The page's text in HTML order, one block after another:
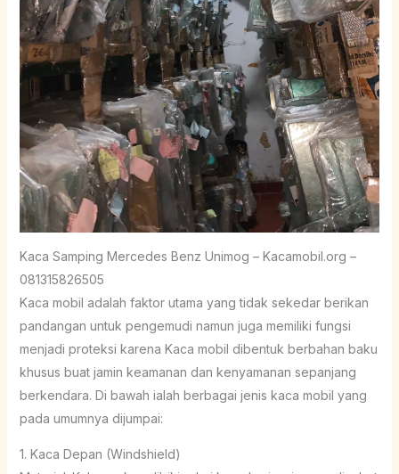
Kaca Samping Mercedes Benz Unimog – Kacamobil.org –
081315826505
Kaca mobil adalah faktor utama yang tidak sekedar berikan
pandangan untuk pengemudi namun juga memiliki fungsi
menjadi proteksi karena Kaca mobil dibentuk berbahan baku
khusus buat jamin keamanan dan kenyamanan sepanjang
berkendara. Di bawah ialah berbagai jenis kaca mobil yang
pada umumnya dijumpai:
1. Kaca Depan (Windshield)